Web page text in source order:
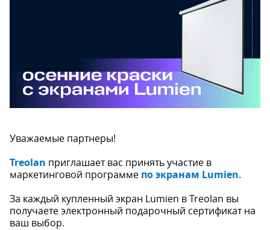
Уважаемые партнеры!
Treolan приглашает вас принять участие в
маркетинговой программе по экранам Lumien.
За каждый купленный экран Lumien в Treolan вы
получаете электронный подарочный сертификат на
ваш выбор.